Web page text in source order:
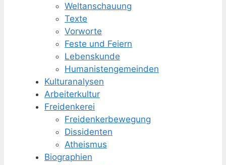
Weltanschauung
Texte
Vorworte
Feste und Feiern
Lebenskunde
Humanisten­gemeinden
Kulturanalysen
Arbeiterkultur
Freidenkerei
Freidenker­bewegung
Dissidenten
Atheismus
Biographien